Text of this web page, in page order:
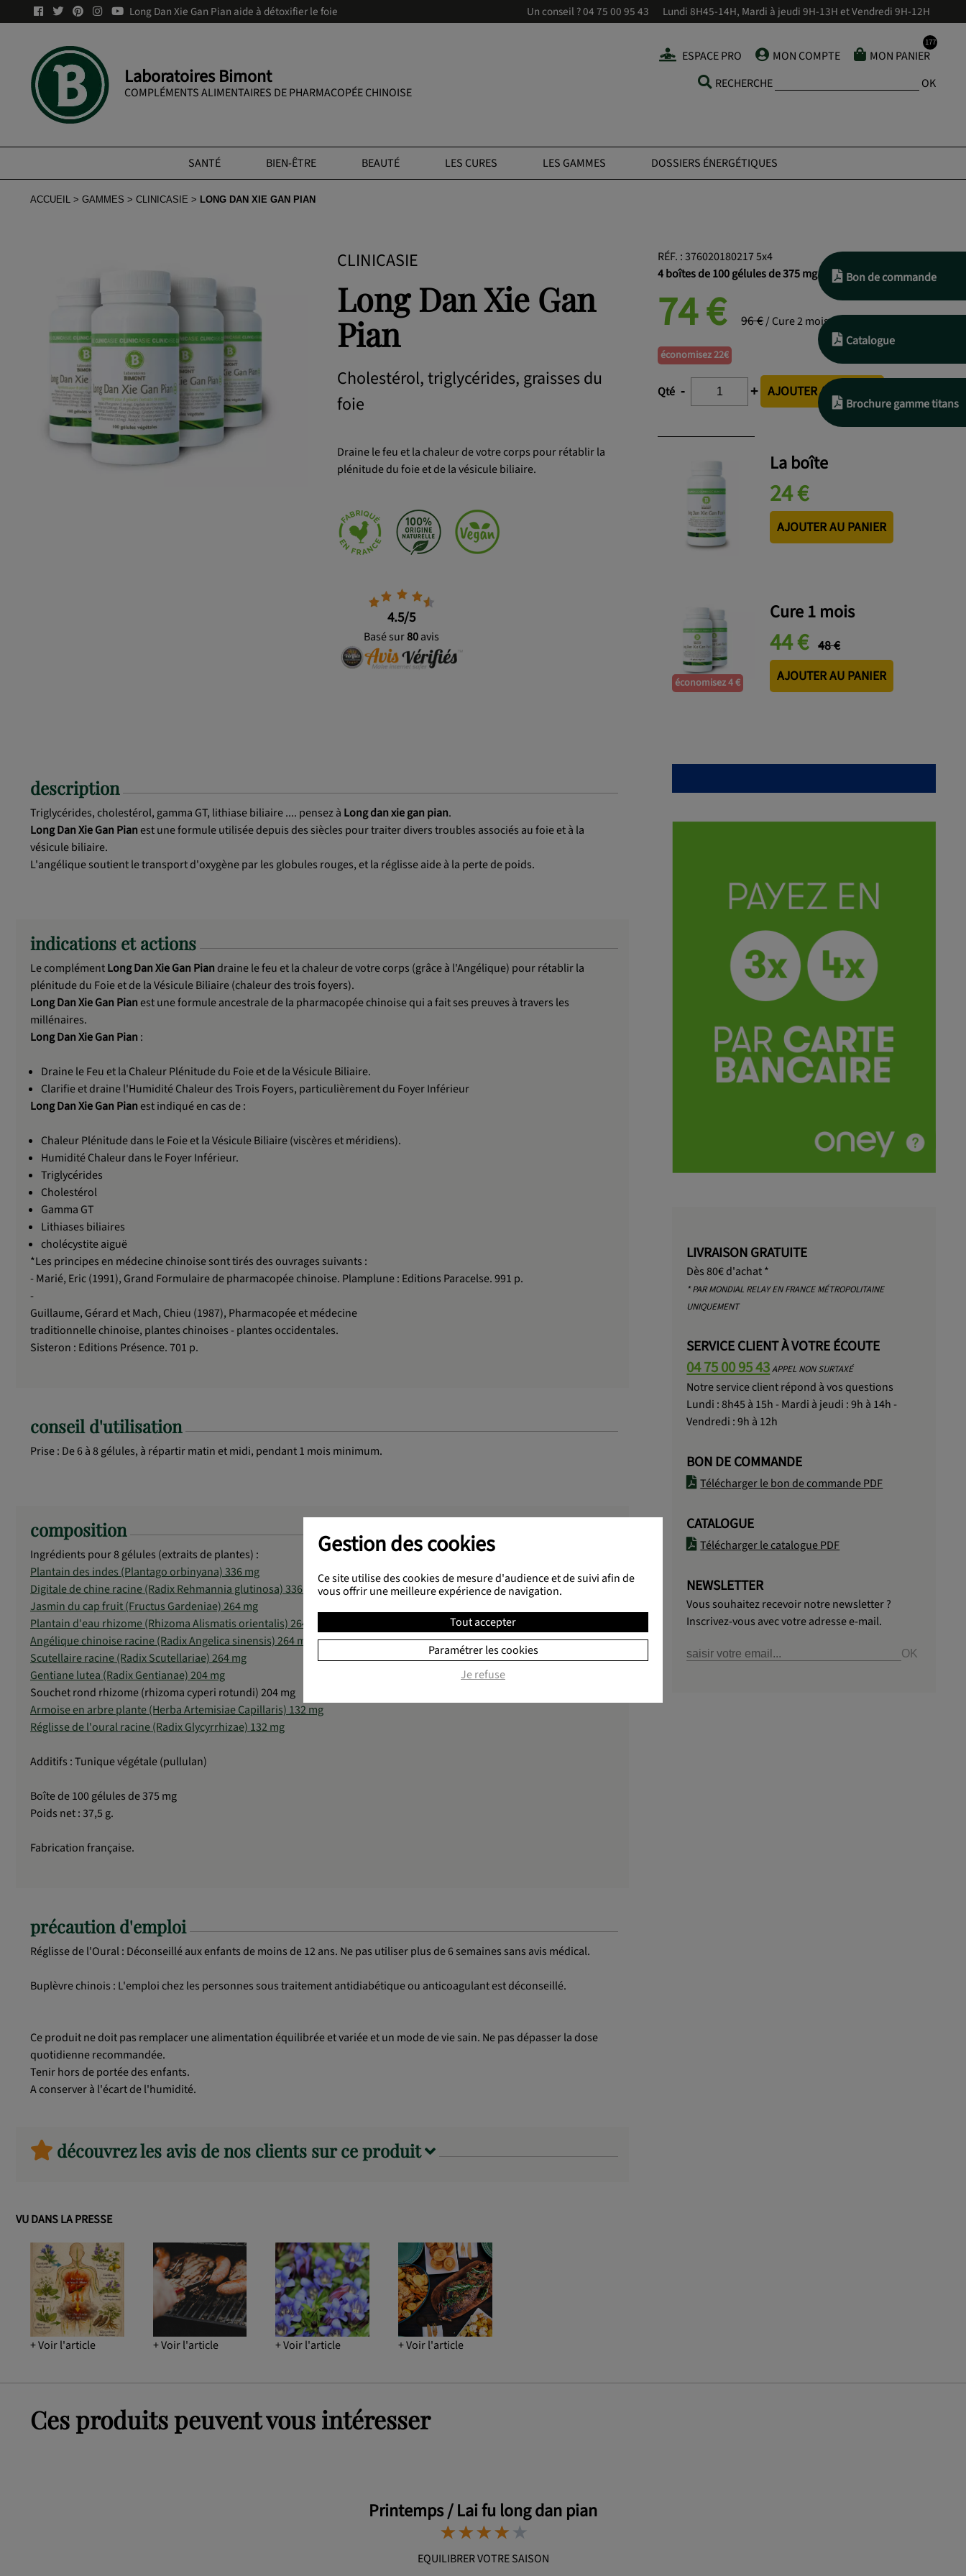
Long Dan Xie Gan Pian aide à détoxifier le foie Un conseil ?04 75 00 95 43 Lundi 8H45-14H, Mardi à jeudi 9H-13H et Vendredi 9H-12H
Laboratoires Bimont
COMPLÉMENTS ALIMENTAIRES DE PHARMACOPÉE CHINOISE
ESPACE PRO MON COMPTE
MON PANIER
RECHERCHE
OK
SANTÉ BIEN-ÊTRE BEAUTÉ LES CURES LES GAMMES DOSSIERS ÉNERGÉTIQUES
ACCUEIL GAMMES CLINICASIE LONG DAN XIE GAN PIAN
CLINICASIE
Long Dan Xie Gan
Pian
Cholestérol, triglycérides, graisses du
foie
Draine le feu et la chaleur de votre corps pour rétablir la
plénitude du foie et de la vésicule biliaire.
4.5/5
Basé sur80avis
RÉF. :376020180217 5x4
4 boîtes de 100 gélules de 375 mg
74€ 96 €/ Cure 2 mois
économisez 22€
Qté - + AJOUTER AU PANIER
La boîte
24 €
AJOUTER AU PANIER
économisez 4 €
Cure 1 mois
44 € 48 €
AJOUTER AU PANIER
description
Triglycérides, cholestérol, gamma GT, lithiase biliaire .... pensez à Long dan xie gan pian.
Long Dan Xie Gan Pianest une formule utilisée depuis des siècles pour traiter divers troubles associés au foie et à la
vésicule biliaire.
L'angélique soutient le transport d'oxygène par les globules rouges, et la réglisse aide à la perte de poids.
indications et actions
Le complémentLong Dan Xie Gan Piandraine le feu et la chaleur de votre corps (grâce à l'Angélique) pour rétablir la
plénitude du Foie et de la Vésicule Biliaire (chaleur des trois foyers).
Long Dan Xie Gan Pianest une formule ancestrale de la pharmacopée chinoise qui a fait ses preuves à travers les
millénaires.
Long Dan Xie Gan Pian:
Draine le Feu et la Chaleur Plénitude du Foie et de la Vésicule Biliaire.
Clarifie et draine l'Humidité Chaleur des Trois Foyers, particulièrement du Foyer Inférieur
Long Dan Xie Gan Pianest indiqué en cas de :
Chaleur Plénitude dans le Foie et la Vésicule Biliaire (viscères et méridiens).
Humidité Chaleur dans le Foyer Inférieur.
Triglycérides
Cholestérol
Gamma GT
Lithiases biliaires
cholécystite aiguë
*Les principes en médecine chinoise sont tirés des ouvrages suivants :
- Marié, Eric (1991), Grand Formulaire de pharmacopée chinoise. Plamplune : Editions Paracelse. 991 p.
-
Guillaume, Gérard et Mach, Chieu (1987), Pharmacopée et médecine
traditionnelle chinoise, plantes chinoises - plantes occidentales.
Sisteron : Editions Présence. 701 p.
conseil d'utilisation
Prise : De 6 à 8 gélules, à répartir matin et midi, pendant 1 mois minimum.
composition
Ingrédients pour 8 gélules (extraits de plantes) :
Plantain des indes (Plantago orbinyana) 336 mg
Digitale de chine racine (Radix Rehmannia glutinosa) 336 mg
Jasmin du cap fruit (Fructus Gardeniae) 264 mg
Plantain d'eau rhizome (Rhizoma Alismatis orientalis) 264 mg
Angélique chinoise racine (Radix Angelica sinensis) 264 mg
Scutellaire racine (Radix Scutellariae) 264 mg
Gentiane lutea (Radix Gentianae) 204 mg
Souchet rond rhizome (rhizoma cyperi rotundi) 204 mg
Armoise en arbre plante (Herba Artemisiae Capillaris) 132 mg
Réglisse de l'oural racine (Radix Glycyrrhizae) 132 mg
Additifs : Tunique végétale (pullulan)
Boîte de 100 gélules de 375 mg
Poids net : 37,5 g.
Fabrication française.
précaution d'emploi
Réglisse de l'Oural : Déconseillé aux enfants de moins de 12 ans. Ne pas utiliser plus de 6 semaines sans avis médical.
Buplèvre chinois : L'emploi chez les personnes sous traitement antidiabétique ou anticoagulant est déconseillé.
Ce produit ne doit pas remplacer une alimentation équilibrée et variée et un mode de vie sain. Ne pas dépasser la dose
quotidienne recommandée.
Tenir hors de portée des enfants.
A conserver à l'écart de l'humidité.
découvrez les avis de nos clients sur ce produit
VU DANS LA PRESSE
+ Voir l'article + Voir l'article + Voir l'article + Voir l'article
LIVRAISON GRATUITE
Dès 80€ d'achat *
* PAR MONDIAL RELAY EN FRANCE MÉTROPOLITAINE
UNIQUEMENT
SERVICE CLIENT À VOTRE ÉCOUTE
04 75 00 95 43APPEL NON SURTAXÉ
Notre service client répond à vos questions
Lundi : 8h45 à 15h - Mardi à jeudi : 9h à 14h -
Vendredi : 9h à 12h
BON DE COMMANDE
Télécharger le bon de commande PDF
CATALOGUE
Télécharger le catalogue PDF
NEWSLETTER
Vous souhaitez recevoir notre newsletter ?
Inscrivez-vous avec votre adresse e-mail.
Ces produits peuvent vous intéresser
Printemps / Lai fu long dan pian
⋆⋆⋆⋆⋆
⋆⋆⋆⋆⋆
EQUILIBRER VOTRE SAISON
Bon de commande
Catalogue
Brochure gamme titans
Gestion des cookies
Ce site utilise des cookies de mesure d'audience et de suivi afin de
vous offrir une meilleure expérience de navigation.
Tout accepter
Paramétrer les cookies
Je refuse